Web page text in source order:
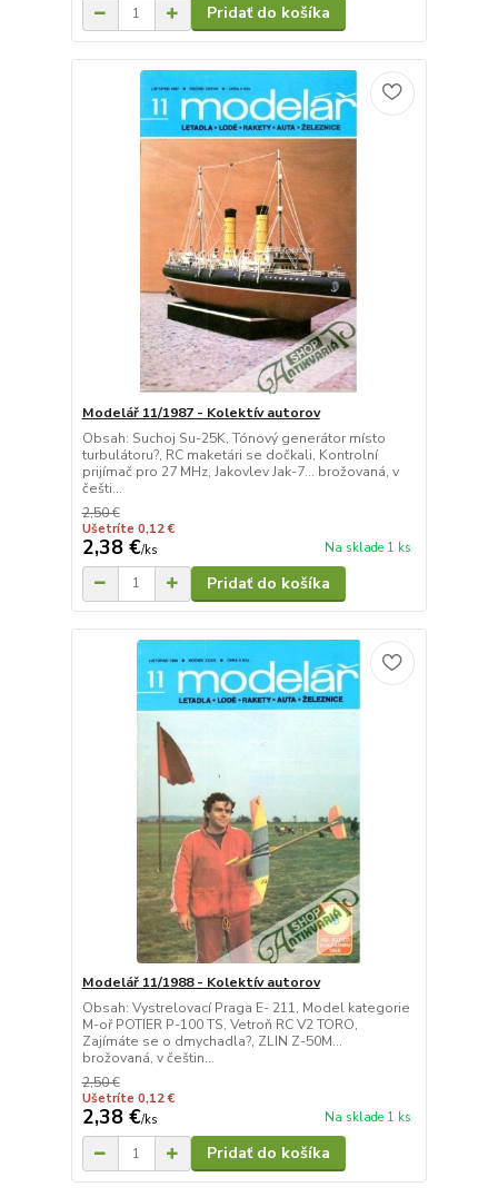
Pridať do košíka
Modelář 11/1987 - Kolektív autorov
Obsah: Suchoj Su-25K, Tónový generátor místo
turbulátoru?, RC maketári se dočkali, Kontrolní
prijímač pro 27 MHz, Jakovlev Jak-7... brožovaná, v
češti...
2,50 €
Ušetríte 0,12 €
2,38 €/ks Na sklade 1 ks
Pridať do košíka
Modelář 11/1988 - Kolektív autorov
Obsah: Vystrelovací Praga E- 211, Model kategorie
M-oř POTIER P-100 TS, Vetroň RC V2 TORO,
Zajímáte se o dmychadla?, ZLIN Z-50M...
brožovaná, v češtin...
2,50 €
Ušetríte 0,12 €
2,38 €/ks Na sklade 1 ks
Pridať do košíka